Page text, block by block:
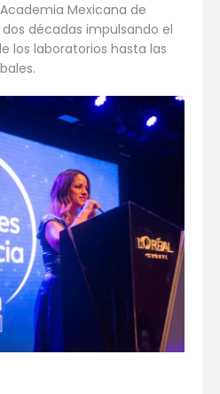
Academia Mexicana de
décadas impulsando el
los laboratorios hasta las